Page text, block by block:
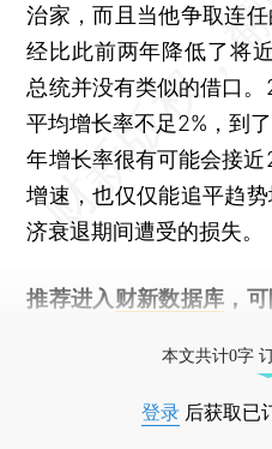
治家，而且当他争取连
经比此前两年降低了将
总统并没有类似的借口
平均增长率不足2%，到
年增长率很有可能会接
增速，也仅仅能追平趋
济衰退期间遭受的损失。
推荐进入 财新数据库 ，
本文共计0字
登录 后获取已